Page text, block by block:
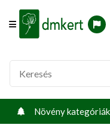
Offcanvas Menu Open
Növény kategóriák